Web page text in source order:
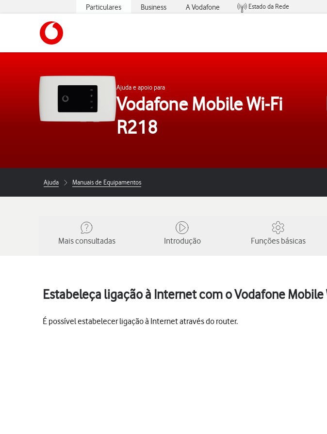
Particulares Business A Vodafone
Estado da Rede
Ajuda e apoio para
Vodafone Mobile Wi-Fi
R218
Ajuda Manuais de Equipamentos
Mais consultadas Introdução Funções básicas
Estabeleça ligação à Internet com o Vodafone Mobile
É possível estabelecer ligação à Internet através do router.